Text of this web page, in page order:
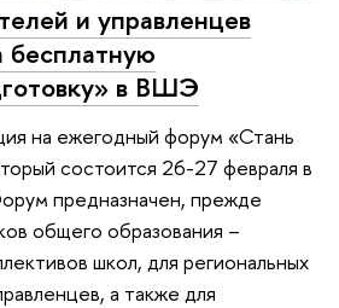
и управленцев
бесплатную
в ВШЭ
на ежегодный форум «Стань
состоится 26-27 февраля в
предназначен, прежде
общего образования –
школ, для региональных
а также для